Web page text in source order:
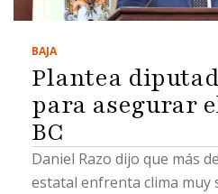
BAJA
Plantea
para asegurar
BC
Daniel Razo dijo que más
estatal enfrenta clima muy